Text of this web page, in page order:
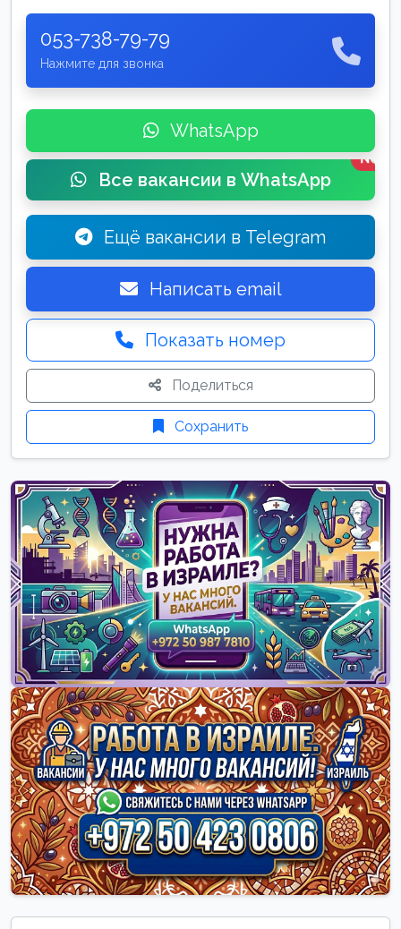
053-738-79-79
Нажмите для звонка
WhatsApp
Все вакансии в WhatsApp
New
Ещё вакансии в Telegram
Написать email
Показать номер
Поделиться
Сохранить